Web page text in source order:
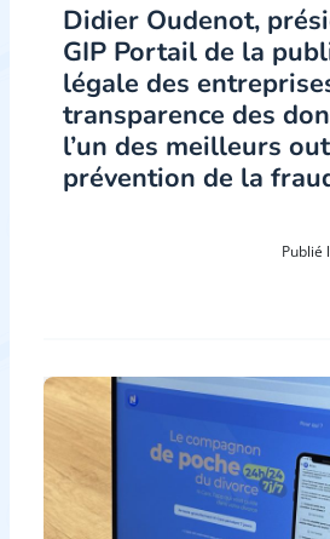
Didier Oudenot,
GIP Portail de la
légale des
transparence des
l’un des meilleurs
prévention de la
Publié